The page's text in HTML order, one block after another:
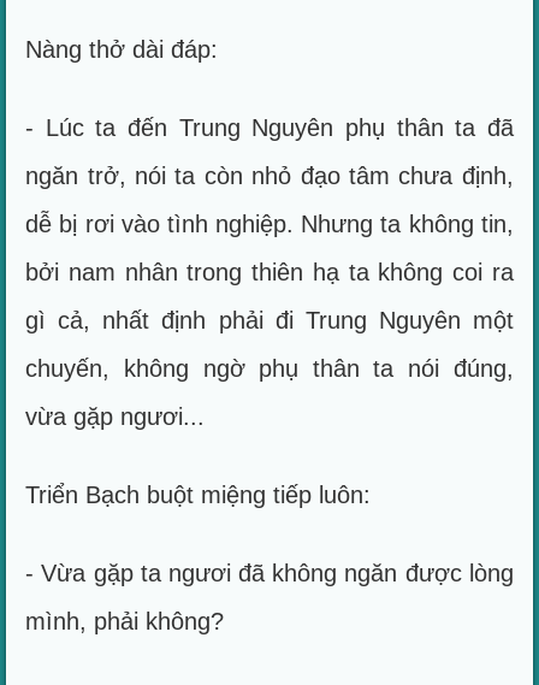
Nàng thở dài đáp:
- Lúc ta đến Trung Nguyên phụ thân ta đã
ngăn trở, nói ta còn nhỏ đạo tâm chưa định,
dễ bị rơi vào tình nghiệp. Nhưng ta không tin,
bởi nam nhân trong thiên hạ ta không coi ra
gì cả, nhất định phải đi Trung Nguyên một
chuyến, không ngờ phụ thân ta nói đúng,
vừa gặp ngươi...
Triển Bạch buột miệng tiếp luôn:
- Vừa gặp ta ngươi đã không ngăn được lòng
mình, phải không?